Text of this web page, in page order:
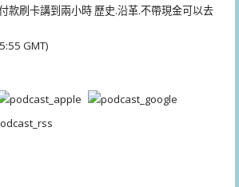
款刷卡講到兩小時 歷史.沿革.不帶現金可以去
GMT)